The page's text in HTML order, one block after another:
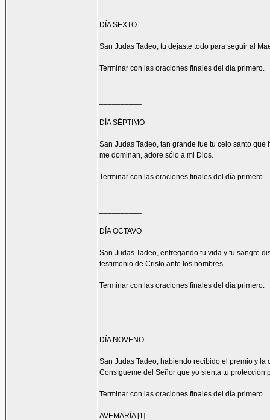
DÍA SEXTO
San Judas Tadeo, tu dejaste todo para seguir al
Terminar con las oraciones finales del día primero.
DÍA SÉPTIMO
San Judas Tadeo, tan grande fue tu celo santo
me dominan, adore sólo a mi Dios.
Terminar con las oraciones finales del día primero.
DÍA OCTAVO
San Judas Tadeo, entregando tu vida y tu sangre
testimonio de Cristo ante los hombres.
Terminar con las oraciones finales del día primero.
DÍA NOVENO
San Judas Tadeo, habiendo recibido el premio y
Consígueme del Señor que yo sienta tu
Terminar con las oraciones finales del día primero.
AVEMARÍA [1]